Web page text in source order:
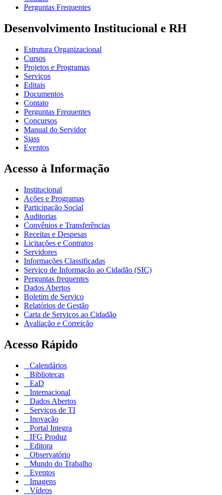
Perguntas Frequentes
Desenvolvimento Institucional e RH
Estrutura Organizacional
Cursos
Projetos e Programas
Serviços
Editais
Documentos
Contato
Perguntas Frequentes
Concursos
Manual do Servidor
Siass
Eventos
Acesso à Informação
Institucional
Ações e Programas
Participação Social
Auditorias
Convênios e Transferências
Receitas e Despesas
Licitações e Contratos
Servidores
Informações Classificadas
Serviço de Informação ao Cidadão (SIC)
Perguntas frequentes
Dados Abertos
Boletim de Serviço
Relatórios de Gestão
Carta de Serviços ao Cidadão
Avaliação e Correição
Acesso Rápido
Calendários
Bibliotecas
EaD
Internacional
Dados Abertos
Serviços de TI
Inovação
Portal Integra
IFG Produz
Editora
Observatório
Mundo do Trabalho
Eventos
Imagens
Vídeos